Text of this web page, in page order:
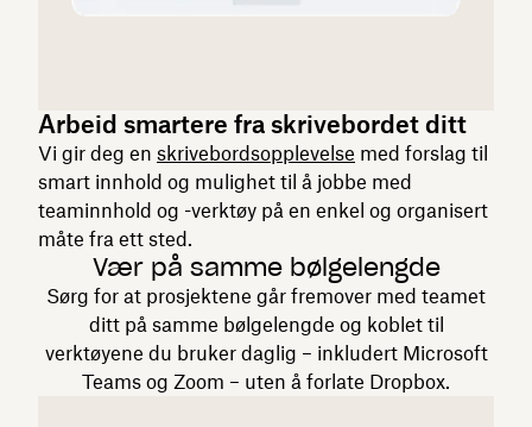
Arbeid smartere fra skrivebordet ditt
Vi gir deg en skrivebordsopplevelse med forslag til
smart innhold og mulighet til å jobbe med
teaminnhold og -verktøy på en enkel og organisert
måte fra ett sted.
Vær på samme bølgelengde
Sørg for at prosjektene går fremover med teamet
ditt på samme bølgelengde og koblet til
verktøyene du bruker daglig – inkludert Microsoft
Teams og Zoom – uten å forlate Dropbox.